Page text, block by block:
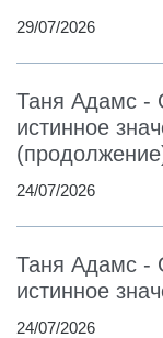
29/07/2026
Таня Адамс -
истинное
24/07/2026
Таня Адамс -
истинное
24/07/2026